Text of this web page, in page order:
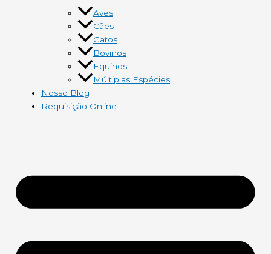
Aves
Cães
Gatos
Bovinos
Equinos
Múltiplas Espécies
Nosso Blog
Requisição Online